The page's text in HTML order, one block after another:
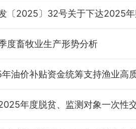
度畜牧业生产形势分析